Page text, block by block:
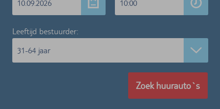
10.09.2026
10:00
Leeftijd bestuurder:
31-64 jaar
Zoek huurauto`s